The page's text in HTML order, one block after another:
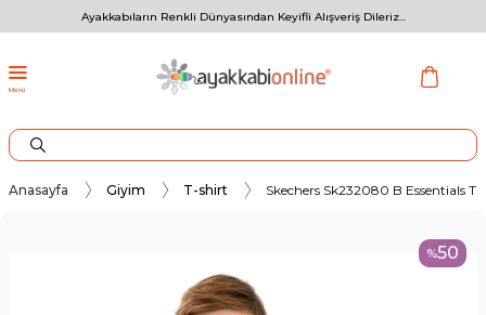
Ayakkabıların Renkli Dünyasından Keyifli Alışveriş Dileriz...
Menü
Anasayfa Giyim T-shirt Skechers Sk232080 B Essentials
%50